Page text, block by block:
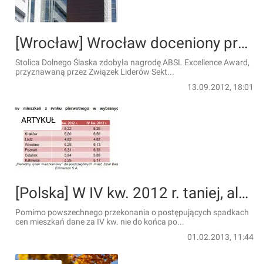
[Wrocław] Wrocław doceniony przez liderów usług biznesowych
Stolica Dolnego Ślaska zdobyła nagrodę ABSL Excellence Award,
przyznawaną przez Związek Liderów Sekt...
13.09.2012, 18:01
ARTYKUŁ
[Polska] W IV kw. 2012 r. taniej, ale nie wszędzie
Pomimo powszechnego przekonania o postępujących spadkach
cen mieszkań dane za IV kw. nie do końca po...
01.02.2013, 11:44